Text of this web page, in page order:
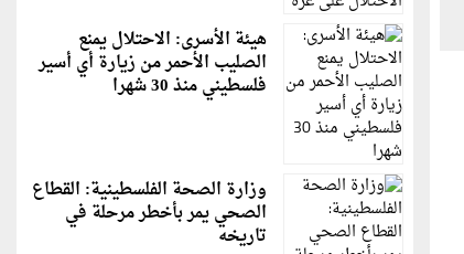
هيئة الأسرى: الاحتلال يمنع
الصليب الأحمر من زيارة أي أسير
فلسطيني منذ 30 شهرا
وزارة الصحة الفلسطينية: القطاع
الصحي يمر بأخطر مرحلة في
تاريخه